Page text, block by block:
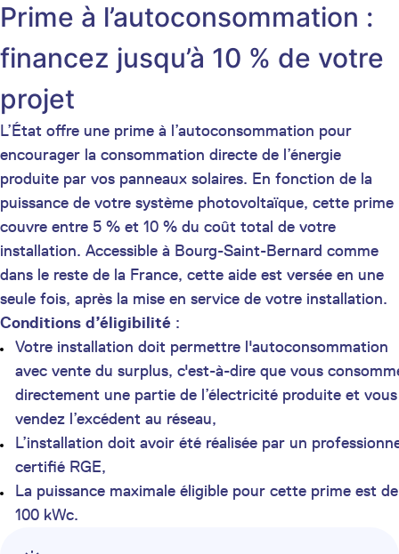
Prime à l’autoconsommation :
financez jusqu’à 10 % de votre
projet
L’État offre une prime à l’autoconsommation pour
encourager la consommation directe de l’énergie
produite par vos panneaux solaires. En fonction de la
puissance de votre système photovoltaïque, cette prime
couvre entre 5 % et 10 % du coût total de votre
installation. Accessible à Bourg-Saint-Bernard comme
dans le reste de la France, cette aide est versée en une
seule fois, après la mise en service de votre installation.
Conditions d’éligibilité :
Votre installation doit permettre l'autoconsommation
avec vente du surplus, c'est-à-dire que vous
directement une partie de l’électricité produite et vous
vendez l’excédent au réseau,
L’installation doit avoir été réalisée par un
certifié RGE,
La puissance maximale éligible pour cette prime est de
100 kWc.